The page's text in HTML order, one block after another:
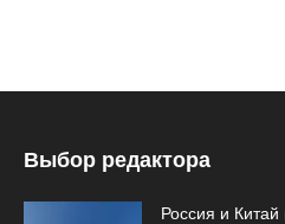
Выбор редактора
Россия и